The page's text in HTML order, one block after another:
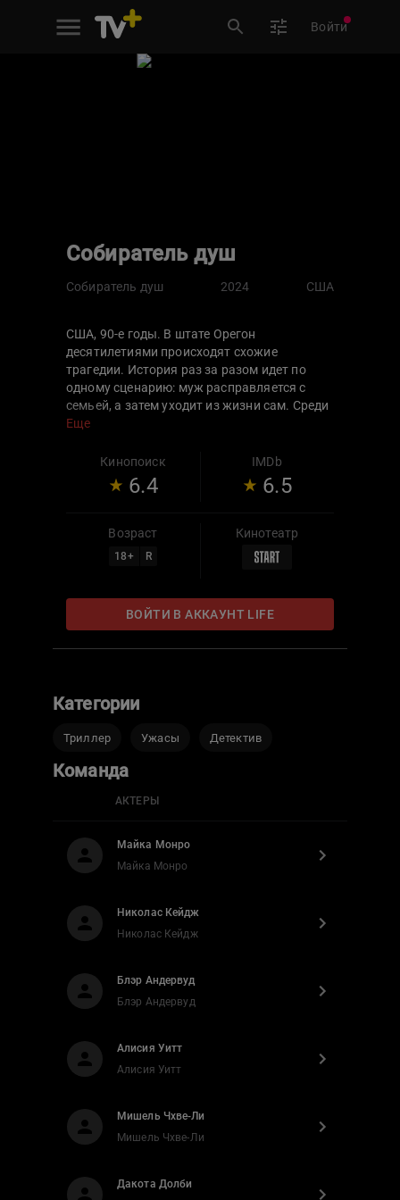
Войти
Собиратель душ
Собиратель душ 2024 США
США, 90-е годы. В штате Орегон
десятилетиями происходят схожие
трагедии. История раз за разом идет по
одному сценарию: муж расправляется с
семьей, а затем уходит из жизни сам. Среди
погибших обязательно есть девятилетняя
загадочные послания. Расшифровать их не
удалось, других зацепок нет. За глухое дело
берется Ли Харкер — агент ФБР с темным
позволяющим ей идти по следу зла.
Еще
Кинопоиск
6.4
IMDb
6.5
Возраст
18+ R
Кинотеатр
ВОЙТИ В АККАУНТ LIFE
Категории
Триллер Ужасы Детектив
Команда
АКТЕРЫ
Майка Монро
Майка Монро
Николас Кейдж
Николас Кейдж
Блэр Андервуд
Блэр Андервуд
Алисия Уитт
Алисия Уитт
Мишель Чхве-Ли
Мишель Чхве-Ли
Дакота Долби